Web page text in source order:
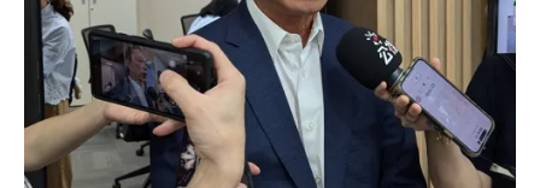
谷」的關鍵拼圖。國科會昨（24）日舉辦科學園區2025年
上半年營運記者會，國科會說明，科學園區審議會今年7
月通過審查沙崙生態科學園區，目前報請